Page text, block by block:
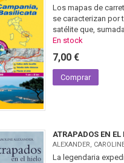
Los mapas de
se caracterizan por
satélite que,
En stock
7,00 €
Comprar
ATRAPADOS EN EL
ALEXANDER,
La legendaria